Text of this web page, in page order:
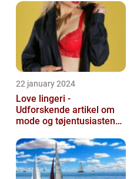
22 january 2024
Love lingeri -
Udforskende artikel om
mode og tøjentusiastens